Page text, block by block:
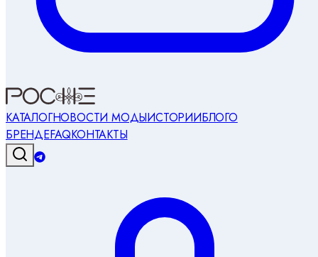
КАТАЛОГНОВОСТИ МОДЫИСТОРИИБЛОГО
БРЕНДЕFAQКОНТАКТЫ